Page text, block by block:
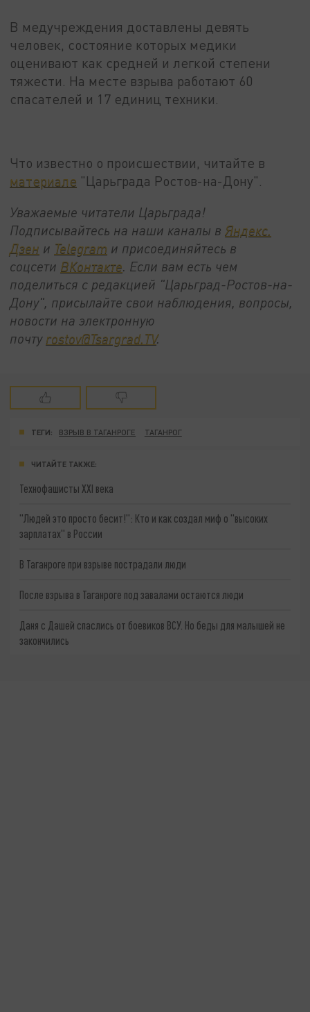
В медучреждения доставлены девять
человек, состояние которых медики
оценивают как средней и легкой степени
тяжести. На месте взрыва работают 60
спасателей и 17 единиц техники.
Что известно о происшествии, читайте в
материале "Царьграда Ростов-на-Дону".
Уважаемые читатели Царьграда!
Подписывайтесь на наши каналы в Яндекс.
Дзен и Telegram и присоединяйтесь в
соцсети ВКонтакте. Если вам есть чем
поделиться с редакцией "Царьград-Ростов-на-
Дону", присылайте свои наблюдения, вопросы,
новости на электронную
почту rostov@Tsargrad.ТV.
ТЕГИ: ВЗРЫВ В ТАГАНРОГЕ ТАГАНРОГ
ЧИТАЙТЕ ТАКЖЕ:
Технофашисты XXI века
"Людей это просто бесит!": Кто и как создал миф о "высоких
зарплатах" в России
В Таганроге при взрыве пострадали люди
После взрыва в Таганроге под завалами остаются люди
Даня с Дашей спаслись от боевиков ВСУ. Но беды для малышей не
закончились